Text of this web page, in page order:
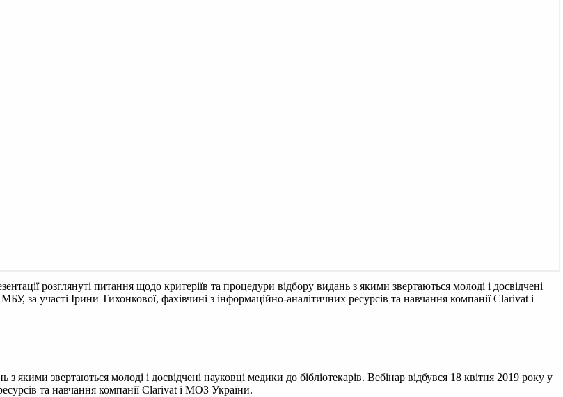
розглянуті питання щодо критеріїв та процедури відбору видань з якими звертаються молоді і досвідчені
за участі Ірини Тихонкової, фахівчині з інформаційно-аналітичних ресурсів та навчання компанії Clarivat і
якими звертаються молоді і досвідчені науковці медики до бібліотекарів. Вебінар відбувся 18 квітня 2019 року у
та навчання компанії Clarivat і МОЗ України.